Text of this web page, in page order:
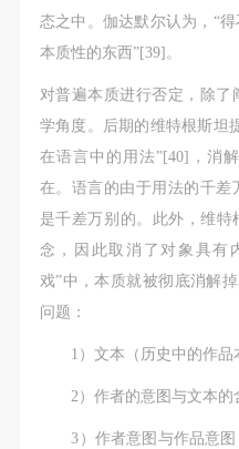
态之中。伽达默尔认为，“
本质性的东西”[39]。
对普遍本质进行否定，除了
学角度。后期的维特根斯坦
在语言中的用法”[40]，消
在。语言的由于用法的千
是千差万别的。此外，维特
念，因此取消了对象具有
戏”中，本质就被彻底消解
问题：
1）文本（历史中的作品
2）作者的意图与文本的
3）作者意图与作品意